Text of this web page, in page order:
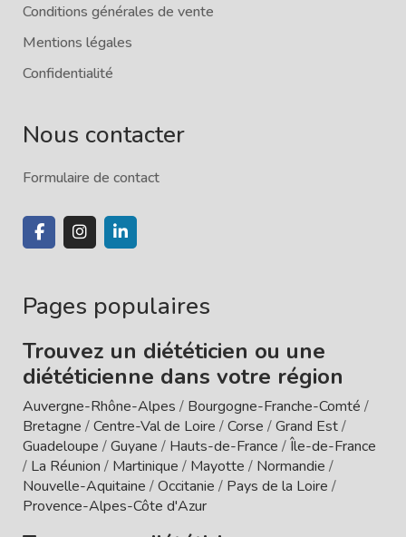
Conditions générales de vente
Mentions légales
Confidentialité
Nous contacter
Formulaire de contact
Pages populaires
Trouvez un diététicien ou une
diététicienne dans votre région
Auvergne-Rhône-Alpes / Bourgogne-Franche-Comté /
Bretagne /Centre-Val de Loire /Corse /Grand Est/
Guadeloupe /Guyane / Hauts-de-France /Île-de-France
/ La Réunion / Martinique / Mayotte / Normandie /
Nouvelle-Aquitaine /Occitanie / Pays de la Loire /
Provence-Alpes-Côte d'Azur